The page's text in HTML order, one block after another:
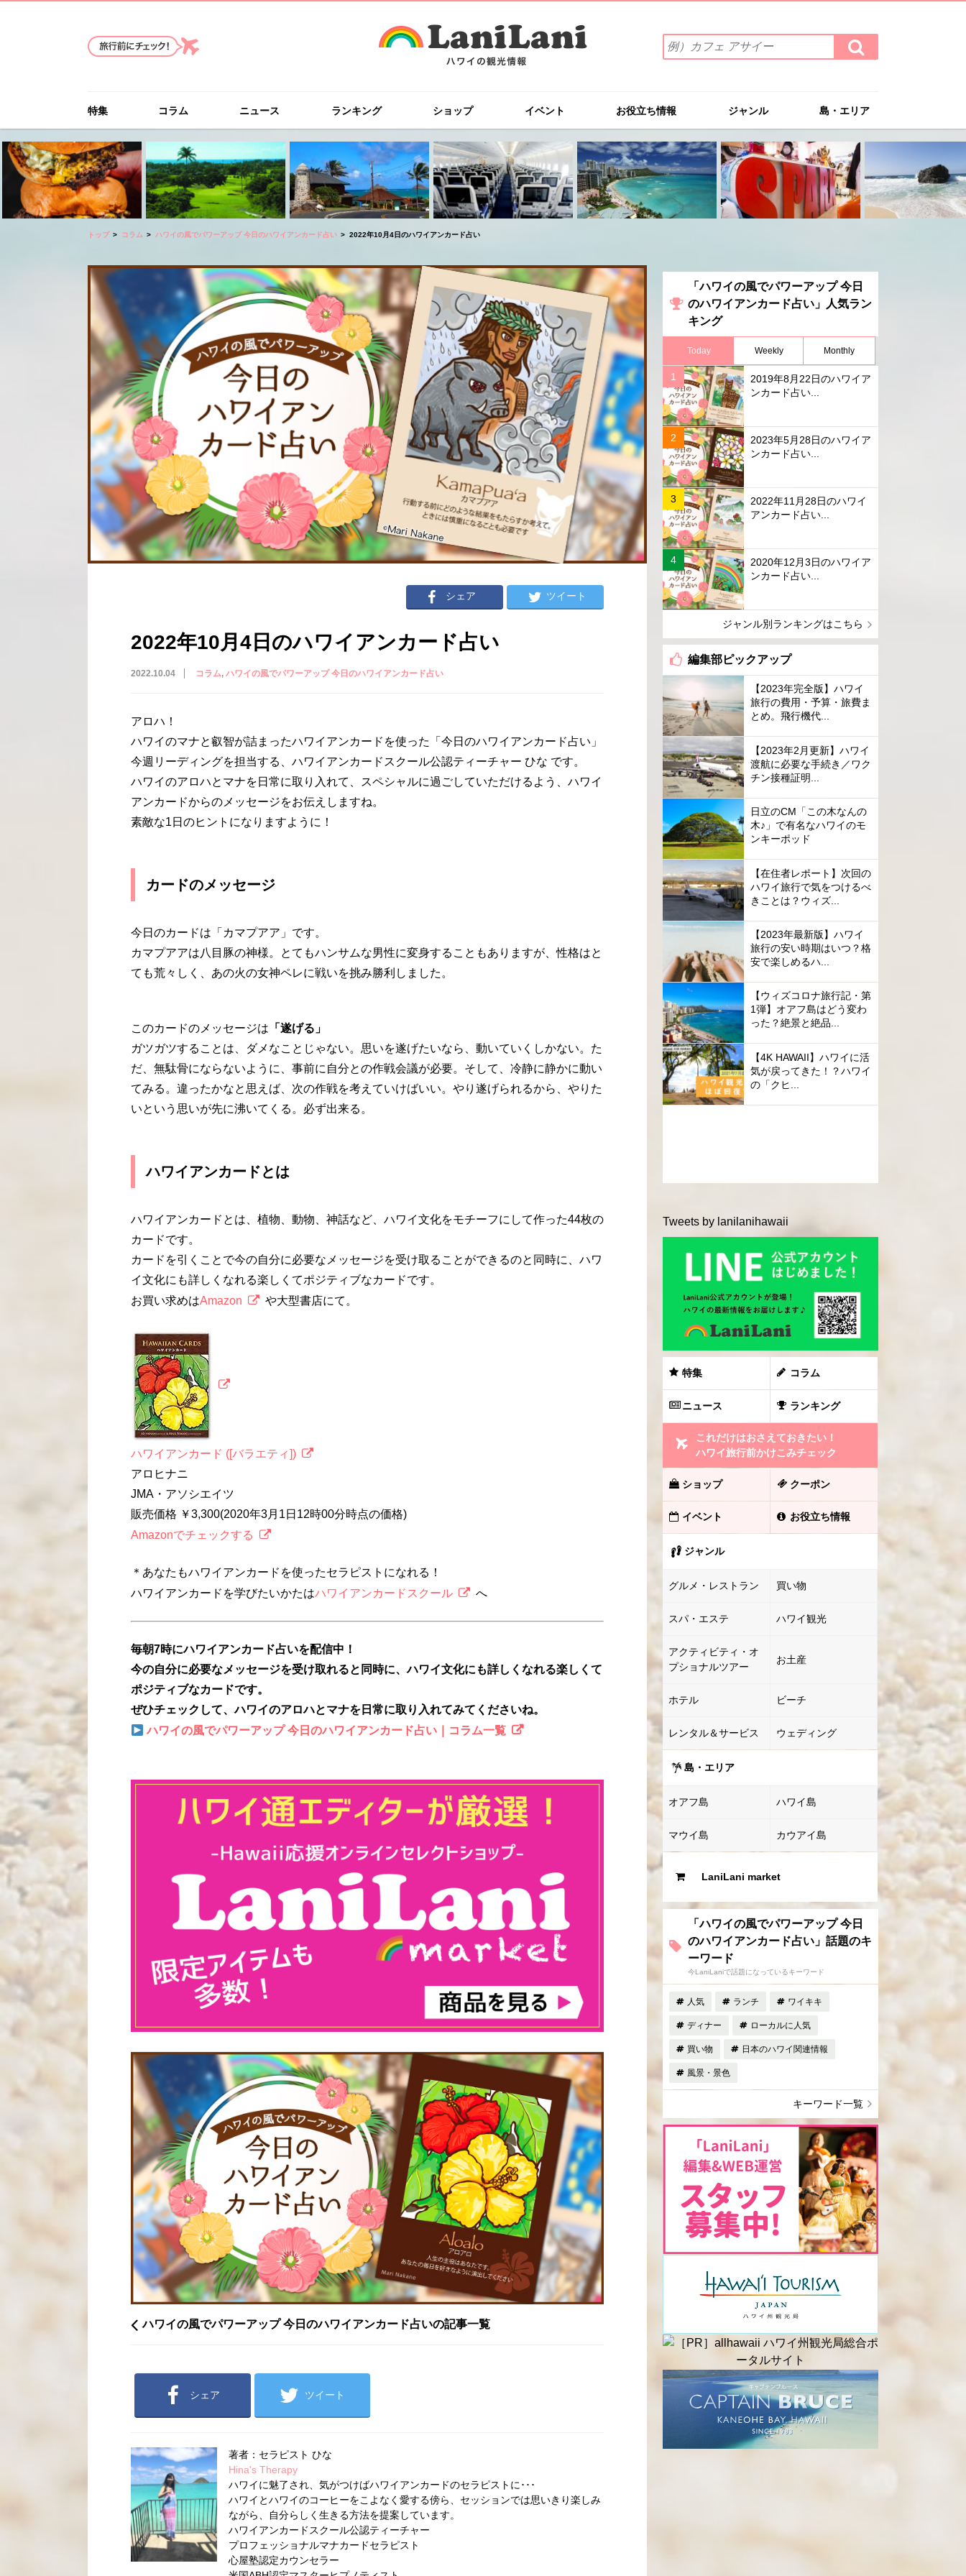
索
ワ
を
入
力
(例）
カ
フ
ェ
イ
検
索
す
特集 コラム ニュース ランキング ショップ イベント お役立ち情報 ジャンル 島・エリア
トップ コラム ハワイの風でパワーアップ 今日のハワイアンカード占い 2022年10月4日のハワイアンカード占い
シェア ツイート
2022年10月4日のハワイアンカード占い
2022.10.04 コラム ハワイの風でパワーアップ 今日のハワイアンカード占い
アロハ！
ハワイのマナと叡智が詰まったハワイアンカードを使った「今日のハワイアンカード占い」
今週リーディングを担当する、ハワイアンカードスクール公認ティーチャー ひな です。
ハワイのアロハとマナを日常に取り入れて、スペシャルに過ごしていただけるよう、ハワイ
アンカードからのメッセージをお伝えしますね。
素敵な1日のヒントになりますように！
カードのメッセージ
今日のカードは「カマプアア」です。
カマプアアは八目豚の神様。とてもハンサムな男性に変身することもありますが、性格はと
ても荒々しく、あの火の女神ペレに戦いを挑み勝利しました。
このカードのメッセージは 「遂げる」
ガツガツすることは、ダメなことじゃない。思いを遂げたいなら、動いていくしかない。た
だ、無駄骨にならないように、事前に自分との作戦会議が必要。そして、冷静に静かに動い
てみる。違ったかなと思えば、次の作戦を考えていけばいい。やり遂げられるから、やりた
いという思いが先に沸いてくる。必ず出来る。
ハワイアンカードとは
ハワイアンカードとは、植物、動物、神話など、ハワイ文化をモチーフにして作った44枚の
カードです。
カードを引くことで今の自分に必要なメッセージを受け取ることができるのと同時に、ハワ
イ文化にも詳しくなれる楽しくてポジティブなカードです。
お買い求めはAmazon や大型書店にて。
ハワイアンカード ([バラエティ])
アロヒナニ
JMA・アソシエイツ
販売価格 ￥3,300(2020年3月1日12時00分時点の価格)
Amazonでチェックする
＊あなたもハワイアンカードを使ったセラピストになれる！
ハワイアンカードを学びたいかたはハワイアンカードスクール へ
毎朝7時にハワイアンカード占いを配信中！
今の自分に必要なメッセージを受け取れると同時に、ハワイ文化にも詳しくなれる楽しくて
ポジティブなカードです。
ぜひチェックして、ハワイのアロハとマナを日常に取り入れてみてくださいね。
ハワイの風でパワーアップ 今日のハワイアンカード占い｜コラム一覧
ハワイの風でパワーアップ 今日のハワイアンカード占いの記事一覧
シェア ツイート
著者：セラピスト ひな
Hina's Therapy
ハワイに魅了され、気がつけばハワイアンカードのセラピストに･･･
ハワイとハワイのコーヒーをこよなく愛する傍ら、セッションでは思いきり楽しみ
ながら、自分らしく生きる方法を提案しています。
ハワイアンカードスクール公認ティーチャー
プロフェッショナルマナカードセラピスト
心屋塾認定カウンセラー
「ハワイの風でパワーアップ 今日
のハワイアンカード占い」人気ラン
キング
Today Weekly Monthly
2019年8月22日のハワイア
ンカード占い...
2023年5月28日のハワイア
ンカード占い...
2022年11月28日のハワイ
アンカード占い...
2020年12月3日のハワイア
ンカード占い...
ジャンル別ランキングはこちら
編集部ピックアップ
【2023年完全版】ハワイ
旅行の費用・予算・旅費ま
とめ。飛行機代...
【2023年2月更新】ハワイ
渡航に必要な手続き／ワク
チン接種証明...
日立のCM「この木なんの
木♪」で有名なハワイのモ
ンキーポッド
【在住者レポート】次回の
ハワイ旅行で気をつけるべ
きことは？ウィズ...
【2023年最新版】ハワイ
旅行の安い時期はいつ？格
安で楽しめるハ...
【ウィズコロナ旅行記・第
1弾】オアフ島はどう変わ
った？絶景と絶品...
【4K HAWAII】ハワイに活
気が戻ってきた！？ハワイ
の「クヒ...
Tweets by lanilanihawaii
特集 コラム
ニュース ランキング
これだけはおさえておきたい！
ハワイ旅行前かけこみチェック
ショップ クーポン
イベント お役立ち情報
ジャンル
グルメ・レストラン 買い物
スパ・エステ ハワイ観光
アクティビティ・オ
プショナルツアー
お土産
ホテル ビーチ
レンタル＆サービス ウェディング
島・エリア
オアフ島 ハワイ島
マウイ島 カウアイ島
LaniLani market
「ハワイの風でパワーアップ 今日
のハワイアンカード占い」話題のキ
ーワード
今LaniLaniで話題になっているキーワード
人気 ランチ ワイキキ
ディナー ローカルに人気
買い物 日本のハワイ関連情報
風景・景色
キーワード一覧